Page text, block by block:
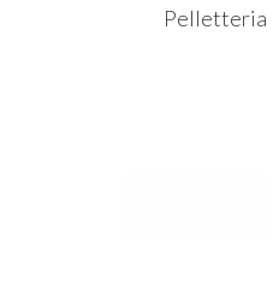
Pelletteria